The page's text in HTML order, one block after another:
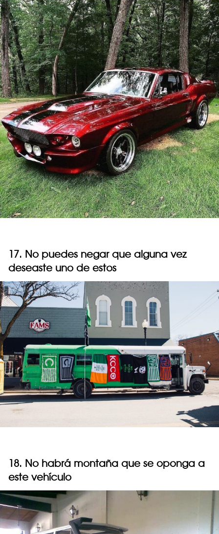
17. No puedes negar que alguna vez
deseaste uno de estos
18. No habrá montaña que se oponga a
este vehículo